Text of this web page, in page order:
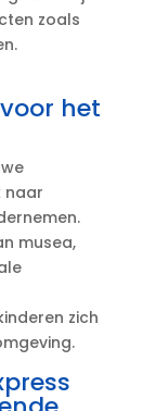
zoals
het
naar
musea,
zich